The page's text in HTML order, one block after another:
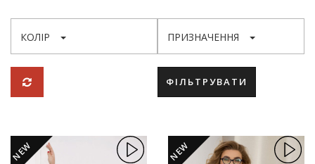
КОЛІР ПРИЗНАЧЕННЯ
ФІЛЬТРУВАТИ
NEW NEW